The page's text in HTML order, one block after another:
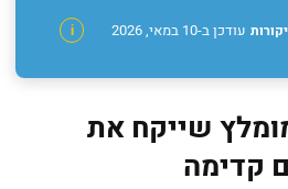
i עודכן ב-10 במאי, 2026
שייקח את
קדימה